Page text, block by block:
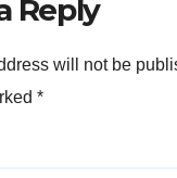
Reply
will not be
*